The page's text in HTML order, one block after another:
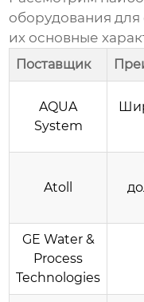
оборудования
их основные
Поставщик
AQUA
System
Atoll
GE Water &
Process
Technologies